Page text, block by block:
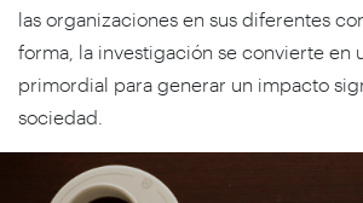
las organizaciones en sus diferentes
forma, la investigación se convierte en
primordial para generar un impacto
sociedad.